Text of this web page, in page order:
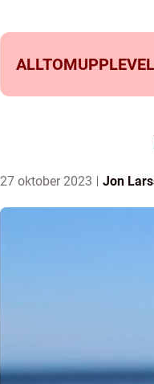
27 oktober 2023 Jon